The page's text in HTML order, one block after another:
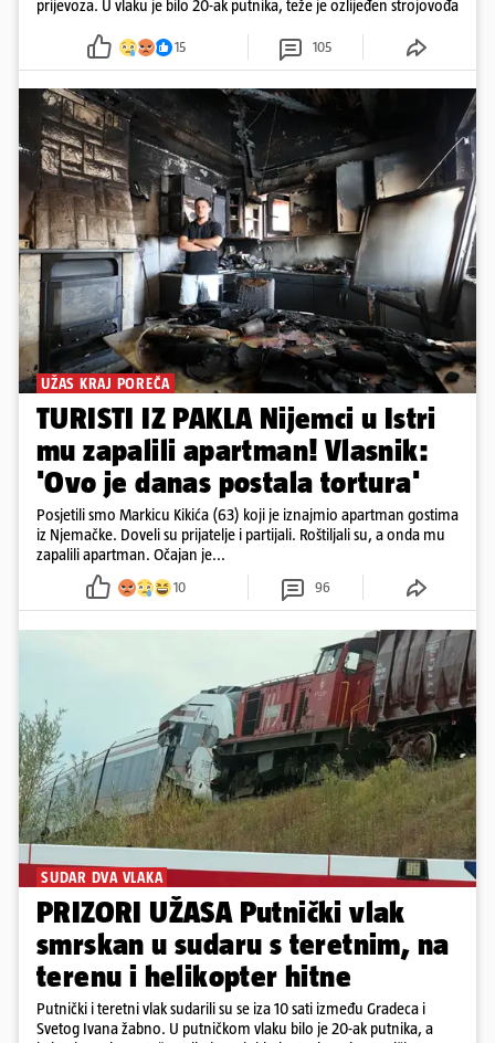
prijevoza. U vlaku je bilo 20-ak putnika, teže je ozlijeđen strojovođa
15 105
UŽAS KRAJ POREČA
TURISTI IZ PAKLA Nijemci u Istri
mu zapalili apartman! Vlasnik:
'Ovo je danas postala tortura'
Posjetili smo Markicu Kikića (63) koji je iznajmio apartman gostima
iz Njemačke. Doveli su prijatelje i partijali. Roštiljali su, a onda mu
zapalili apartman. Očajan je...
10 96
SUDAR DVA VLAKA
PRIZORI UŽASA Putnički vlak
smrskan u sudaru s teretnim, na
terenu i helikopter hitne
Putnički i teretni vlak sudarili su se iza 10 sati između Gradeca i
Svetog Ivana žabno. U putničkom vlaku bilo je 20-ak putnika, a